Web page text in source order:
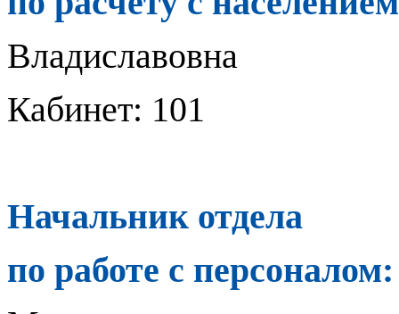
Владиславовна
Кабинет: 101
Начальник отдела
по работе с